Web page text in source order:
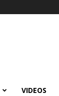
VIDEOS